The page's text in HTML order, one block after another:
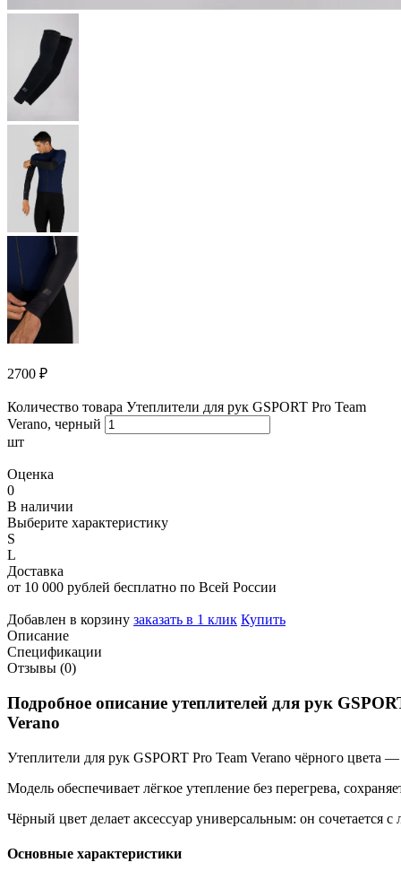
2700 ₽
Количество товара Утеплители для рук GSPORT Pro Team
Verano, черный
шт
Оценка
0
В наличии
Выберите характеристику
S
L
Доставка
от 10 000 рублей бесплатно по Всей России
Добавлен в корзину заказать в 1 клик Купить
Описание
Спецификации
Отзывы (0)
Подробное описание утеплителей для рук
Verano
Утеплители для рук GSPORT Pro Team Verano чёрного цвета —
Модель обеспечивает лёгкое утепление без перегрева,
Чёрный цвет делает аксессуар универсальным: он сочетается с
Основные характеристики